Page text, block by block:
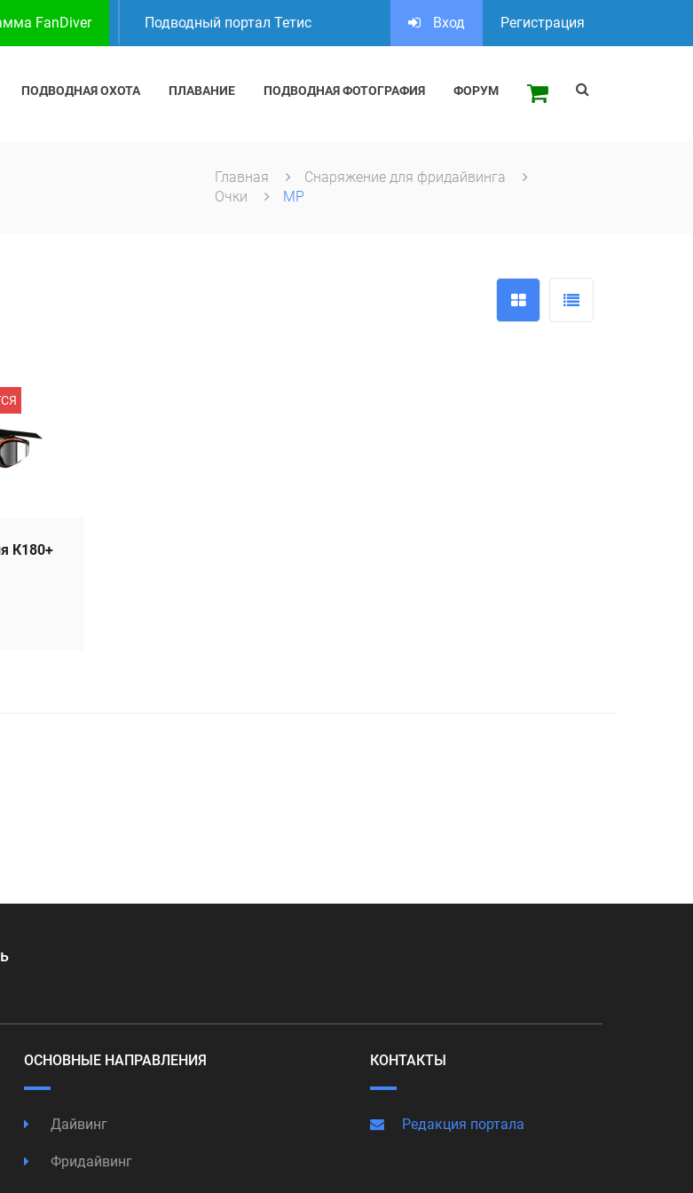
FanDiver Подводный портал Тетис Вход Регистрация
ПОДВОДНАЯ ОХОТА ПЛАВАНИЕ ПОДВОДНАЯ ФОТОГРАФИЯ ФОРУМ
Главная
Снаряжение для фридайвинга
Очки
MP
К180+
ОСНОВНЫЕ НАПРАВЛЕНИЯ
Дайвинг
Фридайвинг
КОНТАКТЫ
Редакция портала